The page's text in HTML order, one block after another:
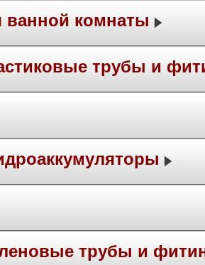
ванной комнаты
трубы и
трубы и